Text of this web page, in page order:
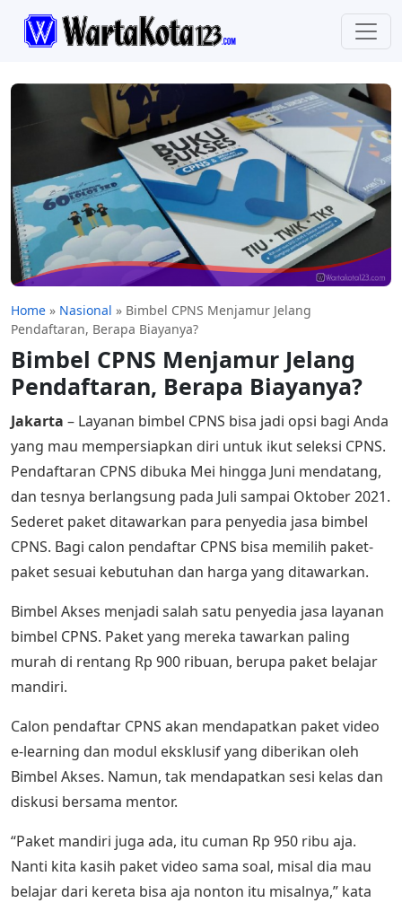
Home » Nasional » Bimbel CPNS Menjamur Jelang
Pendaftaran, Berapa Biayanya?
Bimbel CPNS Menjamur Jelang
Pendaftaran, Berapa Biayanya?
Jakarta – Layanan bimbel CPNS bisa jadi opsi bagi Anda
yang mau mempersiapkan diri untuk ikut seleksi CPNS.
Pendaftaran CPNS dibuka Mei hingga Juni mendatang,
dan tesnya berlangsung pada Juli sampai Oktober 2021.
Sederet paket ditawarkan para penyedia jasa bimbel
CPNS. Bagi calon pendaftar CPNS bisa memilih paket-
paket sesuai kebutuhan dan harga yang ditawarkan.
Bimbel Akses menjadi salah satu penyedia jasa layanan
bimbel CPNS. Paket yang mereka tawarkan paling
murah di rentang Rp 900 ribuan, berupa paket belajar
mandiri.
Calon pendaftar CPNS akan mendapatkan paket video
e-learning dan modul eksklusif yang diberikan oleh
Bimbel Akses. Namun, tak mendapatkan sesi kelas dan
diskusi bersama mentor.
“Paket mandiri juga ada, itu cuman Rp 950 ribu aja.
Nanti kita kasih paket video sama soal, misal dia mau
belajar dari kereta bisa aja nonton itu misalnya,” kata